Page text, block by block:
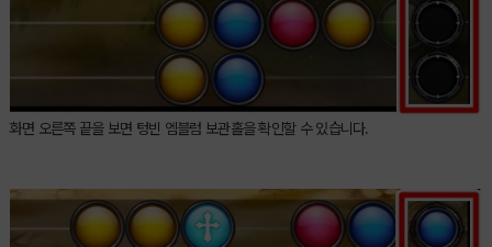
화면 오른쪽 끝을 보면 텅빈 엠블럼 보관홀을 확인할 수 있습니다.